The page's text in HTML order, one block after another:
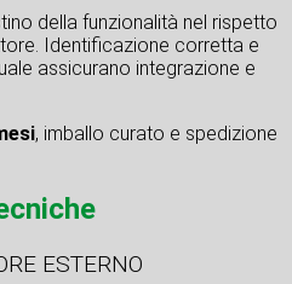
della funzionalità nel rispetto
Identificazione corretta e
assicurano integrazione e
, imballo curato e spedizione
ESTERNO